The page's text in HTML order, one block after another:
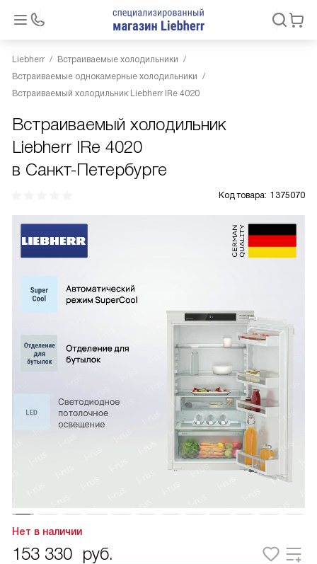
Liebherr
Встраиваемые холодильники
Встраиваемые однокамерные холодильники
Встраиваемый холодильник Liebherr IRe 4020
Встраиваемый холодильник
Liebherr IRe 4020
в Санкт-Петербурге
Код товара: 1375070
Нет в наличии
153 330 руб.